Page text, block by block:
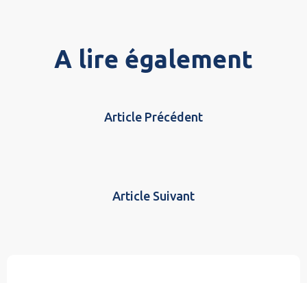
A lire également
Article Précédent
Article Suivant